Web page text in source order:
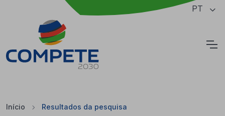
Saltar para o conteúdo principal da página PT
Início Resultados da pesquisa